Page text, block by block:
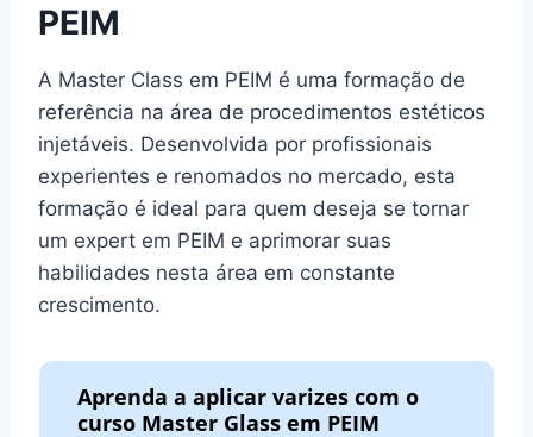
PEIM
A Master Class em PEIM é uma formação de
referência na área de procedimentos estéticos
injetáveis. Desenvolvida por profissionais
experientes e renomados no mercado, esta
formação é ideal para quem deseja se tornar
um expert em PEIM e aprimorar suas
habilidades nesta área em constante
crescimento.
Aprenda a aplicar varizes com o
curso Master Glass em PEIM